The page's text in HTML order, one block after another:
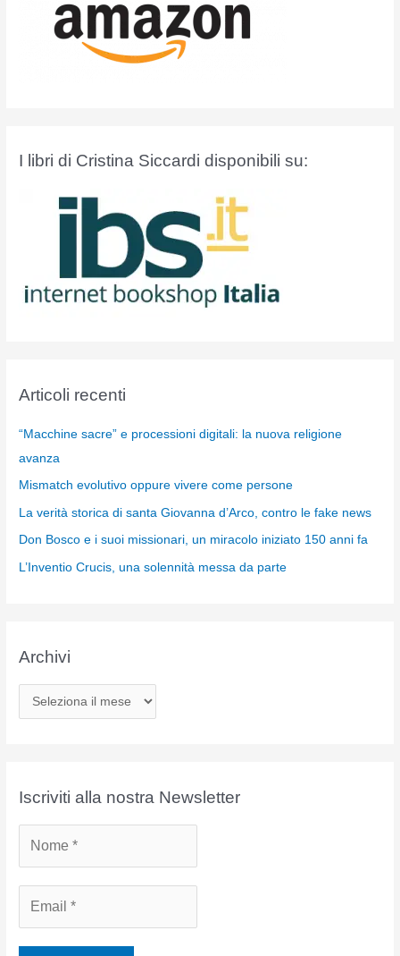
I libri di Cristina Siccardi disponibili su:
Articoli recenti
“Macchine sacre” e processioni digitali: la nuova religione
avanza
Mismatch evolutivo oppure vivere come persone
La verità storica di santa Giovanna d’Arco, contro le fake news
Don Bosco e i suoi missionari, un miracolo iniziato 150 anni fa
L’Inventio Crucis, una solennità messa da parte
Archivi
r
iIscriviti alla nostra Newsletter